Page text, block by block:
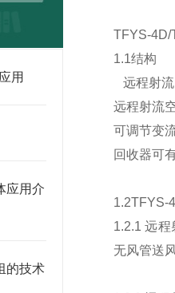
用
应用介
的技术
TFYS-4D/
1.1结构
远程射
远程射流
可调节变
回收器可
1.2TFYS-
1.2.1 远
无风管送